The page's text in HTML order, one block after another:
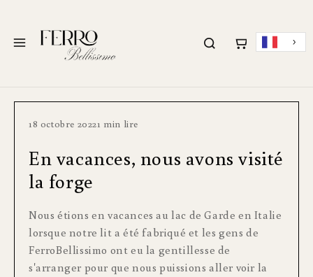
18 octobre 20221 min lire
En vacances, nous avons visité
la forge
Nous étions en vacances au lac de Garde en Italie
lorsque notre lit a été fabriqué et les gens de
FerroBellissimo ont eu la gentillesse de
s'arranger pour que nous puissions aller voir la